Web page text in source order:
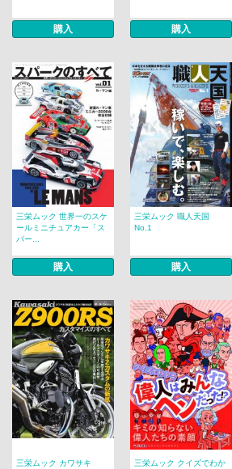
購入 購入
三栄ムック 世界一のスケ
ールミニチュアカー「ス
パー...
購入
三栄ムック 職人天国
No.1
購入
三栄ムック カワサキ
三栄ムック クイズでわか